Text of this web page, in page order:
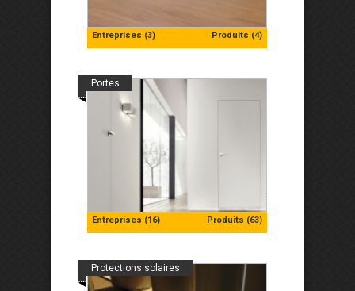
Entreprises (3) Produits (4)
Entreprises (16) Produits (63)
Portes
Protections solaires